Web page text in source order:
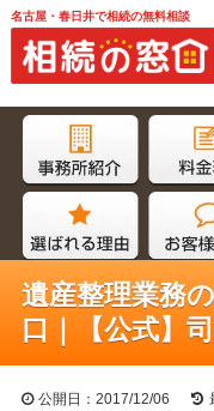
名古屋・春日井で相続の無料相談
遺産整理業務
口｜【公式】
公開日：2017/12/06